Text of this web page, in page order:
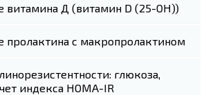
витамина Д (витамин D (25-OH))
пролактина с макропролактином
глюкоза,
индекса НОМА-IR